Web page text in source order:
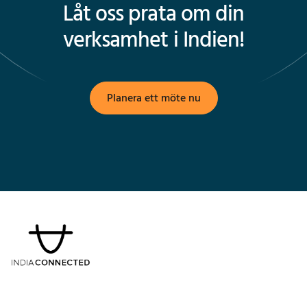
Låt oss prata om din
verksamhet i Indien!
Planera ett möte nu